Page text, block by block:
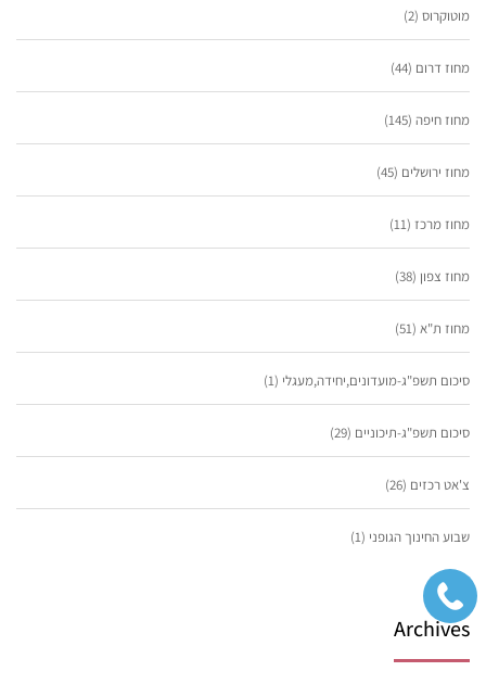
מוטוקרוס (2)
מחוז דרום (44)
מחוז חיפה (145)
מחוז ירושלים (45)
מחוז מרכז (11)
מחוז צפון (38)
מחוז ת"א (51)
סיכום תשפ"ג-מועדונים,יחידה,מעגלי (1)
סיכום תשפ"ג-תיכוניים (29)
צ'אט רכזים (26)
שבוע החינוך הגופני (1)
Archives